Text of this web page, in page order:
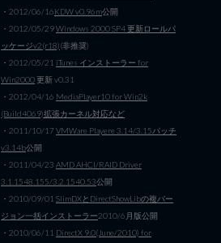
・2012/06/16KDW v0.96m公開
・2012/05/29Windows 2000 SP4 更新ロールパ
ッケージv2(r18)(非推奨)
・2012/05/21 iTunes インストーラー for
Win2000更新 v0.31
・2012/04/16 MediaPlayer10 for Win2k
(Build4069)拡張カーネル対応など
・2011/10/17VMWare Playere 3.14/3.15パッチ
v3.14b公開
・2011/04/23 AMD AHCI/RAID Driver
3.1.1548.155/3.2.1540.53公開
・2010/09/01 SlimDXとDirectShowLibの複バー
ジョン一括インストーラー2010/6月版公開
・2010/06/11 DirectX 9.0(June/2010) for